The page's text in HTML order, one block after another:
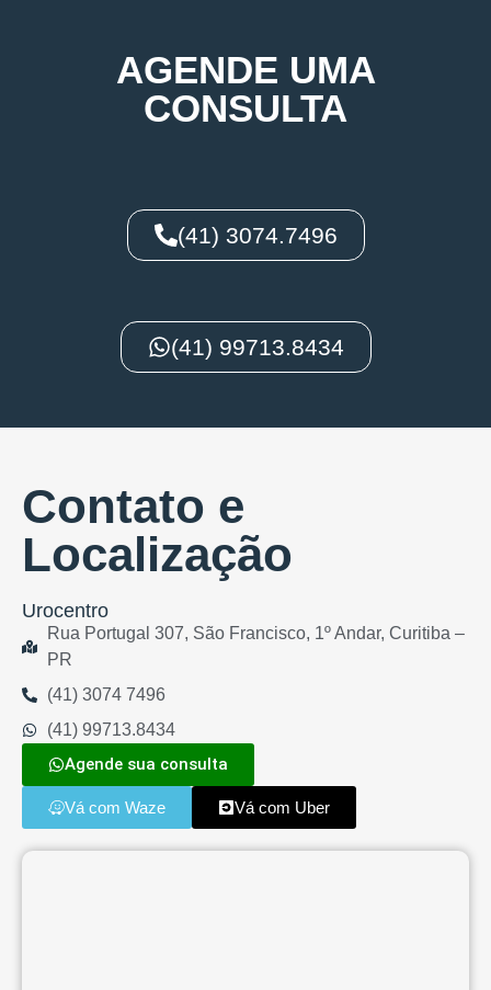
AGENDE UMA
CONSULTA
(41) 3074.7496
(41) 99713.8434
Contato e
Localização
Urocentro
Rua Portugal 307, São Francisco, 1º Andar, Curitiba –
PR
(41) 3074 7496
(41) 99713.8434
Agende sua consulta
Vá com Waze Vá com Uber